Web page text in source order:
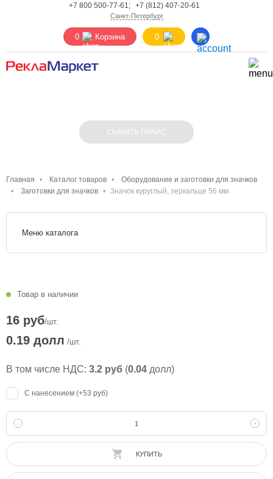
+7 800 500-77-61; +7 (812) 407-20-61
Санкт-Петербург
0 Корзина 0
СКАЧАТЬ ПРАЙС
Главная Каталог товаров
Оборудование и заготовки для значков
Заготовки для значков
Значок куруглый, зеркальце 56 мм
Меню каталога
Товар в наличии
16 руб/шт.
0.19 долл /шт.
В том числе НДС: 3.2 руб (0.04 долл)
С нанесением (+53 руб)
- +
КУПИТЬ